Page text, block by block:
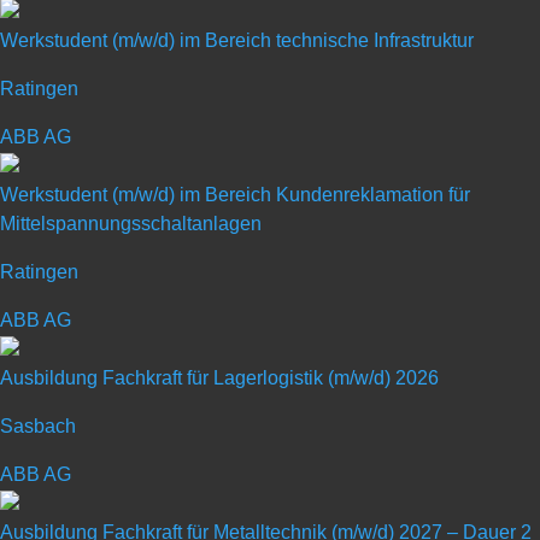
Werkstudent (m/w/d) im Bereich technische Infrastruktur
Ratingen
ABB AG
Werkstudent (m/w/d) im Bereich Kundenreklamation für
Mittelspannungsschaltanlagen
Ratingen
ABB AG
Ausbildung Fachkraft für Lagerlogistik (m/w/d) 2026
Sasbach
ABB AG
Ausbildung Fachkraft für Metalltechnik (m/w/d) 2027 – Dauer 2
wickelt und fer­tigt ein umfang­rei­ches Port­folio hoch­wer­tiger Ma­schi­
Beton­pum­pen und –misch­anlagen sowie Sen­soren und Mess­
technik.
Datenanalyse & BI im Customer
Service (m/w/d)
Art: Werkstudent